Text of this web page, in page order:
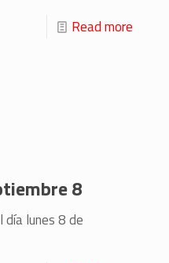
Read more
8
día lunes 8 de